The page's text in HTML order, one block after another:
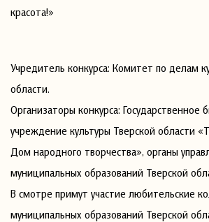
красота!»
Учредитель конкурса: Комитет по делам
области.
Организаторы конкурса:
учреждение культуры Тверской области
Дом народного творчества», органы
муниципальных образований Тверской
В смотре примут участие любительские
муниципальных образований Тверской